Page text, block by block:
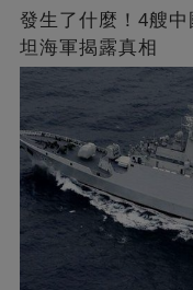
發生了什麼！4艘
坦海軍揭露真相